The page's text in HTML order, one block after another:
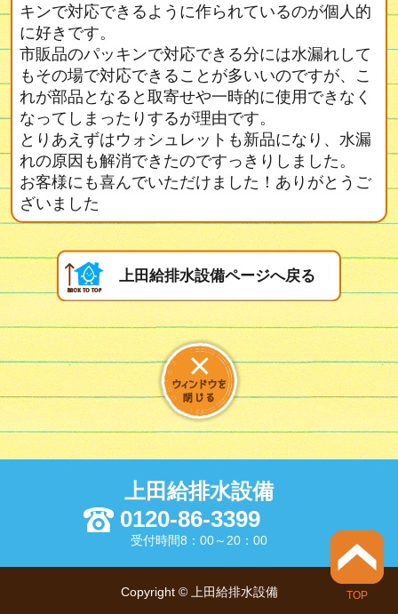
TOP
キンで対応できるように作られているのが個人的
に好きです。
市販品のパッキンで対応できる分には水漏れして
もその場で対応できることが多いいのですが、こ
れが部品となると取寄せや一時的に使用できなく
なってしまったりするが理由です。
とりあえずはウォシュレットも新品になり、水漏
れの原因も解消できたのですっきりしました。
お客様にも喜んでいただけました！ありがとうご
ざいました
上田給排水設備ページへ戻る
上田給排水設備
0120-86-3399
受付時間8：00～20：00
Copyright © 上田給排水設備